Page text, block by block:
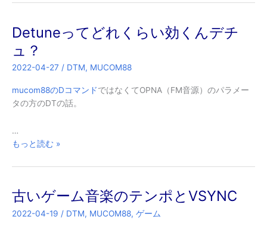
「あ
ゲ
ム
で
れ
た
音
Detuneってどれくらい効くんデチ
ュ？
2022-04-27 / DTM, MUCOM88
mucom88のDコマンドではなくてOPNA（FM音源）のパラメー
タの方のDTの話。
…
Detune
て
れ
く
もっと読む »
古いゲーム音楽のテンポとVSYNC
2022-04-19 / DTM, MUCOM88, ゲーム